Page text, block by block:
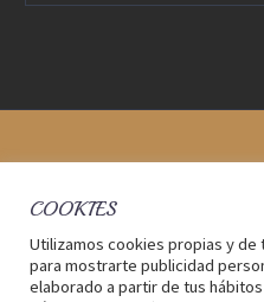
COOKIES
Utilizamos cookies propias y
para mostrarte publicidad
elaborado a partir de tus